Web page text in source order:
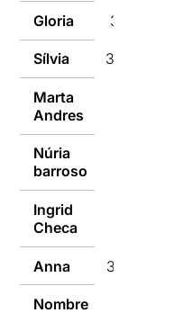
Gloria 31/01/2018
Sílvia 31/01/2018
Marta
Andres
Núria
barroso
Ingrid
Checa
Anna 30/01/2018
Nombre